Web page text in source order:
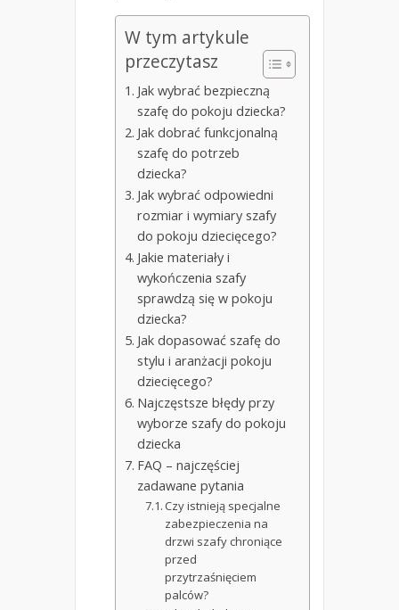
W tym artykule
przeczytasz
Jak wybrać bezpieczną
szafę do pokoju dziecka?
Jak dobrać funkcjonalną
szafę do potrzeb
dziecka?
Jak wybrać odpowiedni
rozmiar i wymiary szafy
do pokoju dziecięcego?
Jakie materiały i
wykończenia szafy
sprawdzą się w pokoju
dziecka?
Jak dopasować szafę do
stylu i aranżacji pokoju
dziecięcego?
Najczęstsze błędy przy
wyborze szafy do pokoju
dziecka
FAQ – najczęściej
zadawane pytania
Czy istnieją specjalne
zabezpieczenia na
drzwi szafy chroniące
przed
przytrzaśnięciem
palców?